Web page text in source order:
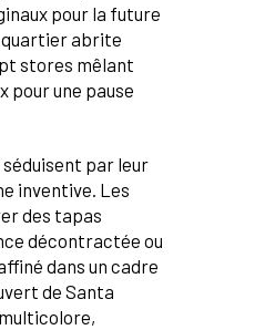
pour la future
quartier abrite
stores mêlant
pour une pause
séduisent par leur
inventive. Les
des tapas
décontractée ou
dans un cadre
de Santa